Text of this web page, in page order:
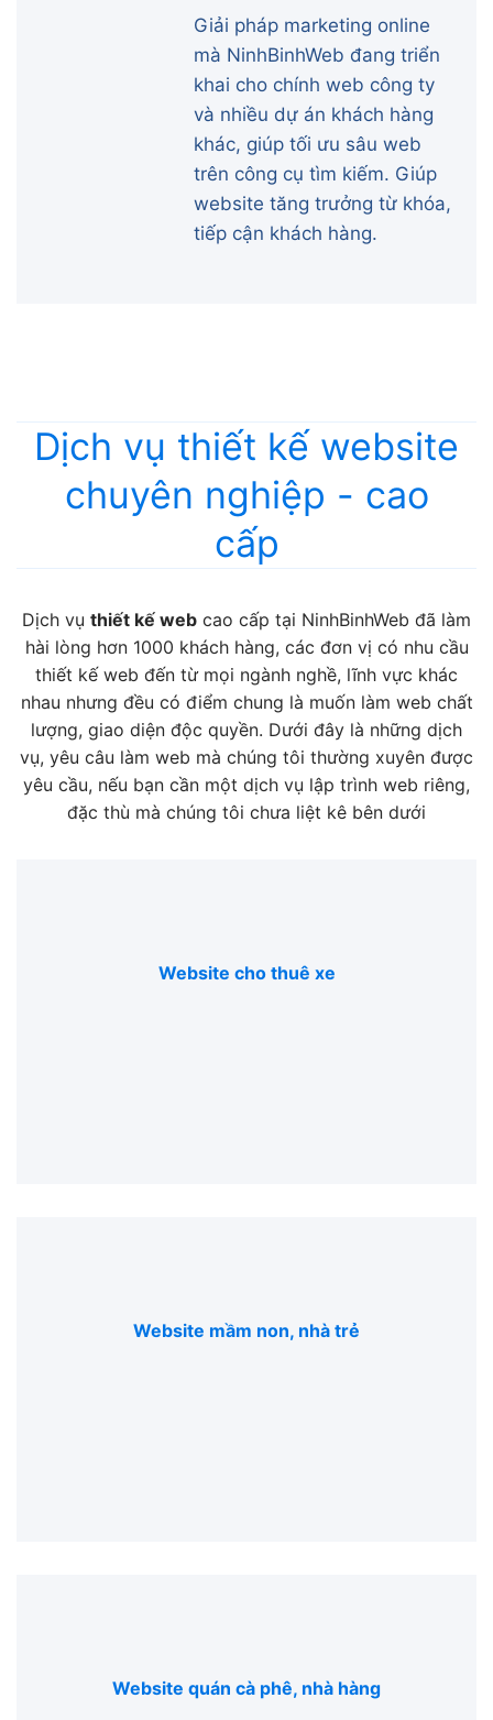
Giải pháp marketing online
mà NinhBinhWeb đang triển
khai cho chính web công ty
và nhiều dự án khách hàng
khác, giúp tối ưu sâu web
trên công cụ tìm kiếm. Giúp
website tăng trưởng từ khóa,
tiếp cận khách hàng.
Dịch vụ thiết kế website
chuyên nghiệp - cao
cấp
Dịch vụ thiết kế web cao cấp tại NinhBinhWeb đã làm
hài lòng hơn 1000 khách hàng, các đơn vị có nhu cầu
thiết kế web đến từ mọi ngành nghề, lĩnh vực khác
nhau nhưng đều có điểm chung là muốn làm web chất
lượng, giao diện độc quyền. Dưới đây là những dịch
vụ, yêu câu làm web mà chúng tôi thường xuyên được
yêu cầu, nếu bạn cần một dịch vụ lập trình web riêng,
đặc thù mà chúng tôi chưa liệt kê bên dưới
Website cho thuê xe
Website mầm non, nhà trẻ
Website quán cà phê, nhà hàng